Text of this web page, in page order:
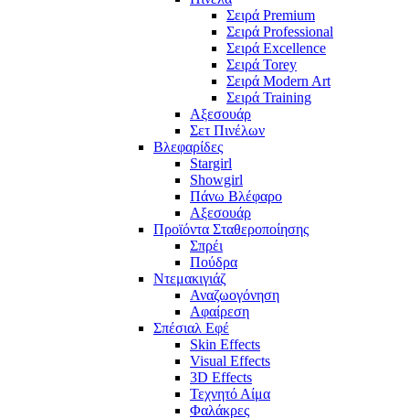
Σειρά Premium
Σειρά Professional
Σειρά Excellence
Σειρά Torey
Σειρά Modern Art
Σειρά Training
Αξεσουάρ
Σετ Πινέλων
Βλεφαρίδες
Stargirl
Showgirl
Πάνω Βλέφαρο
Αξεσουάρ
Προϊόντα Σταθεροποίησης
Σπρέι
Πούδρα
Ντεμακιγιάζ
Αναζωογόνηση
Αφαίρεση
Σπέσιαλ Εφέ
Skin Effects
Visual Effects
3D Effects
Τεχνητό Αίμα
Φαλάκρες